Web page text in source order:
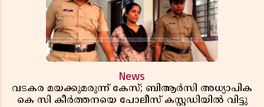
News
വടകര മയക്കുമരുന്ന് കേസ്; ബിആർസി അധ്യാപിക
കെ സി കീർത്തനയെ പോലീസ് കസ്റ്റഡിയിൽ വിട്ടു